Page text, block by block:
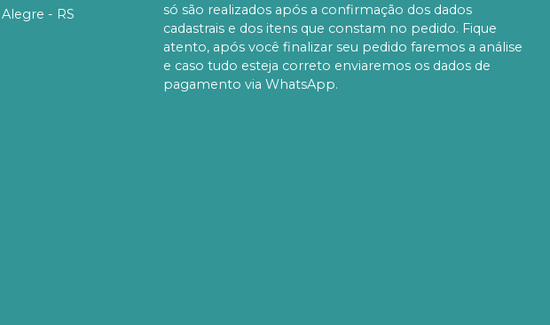
- RS
só são realizados após a confirmação dos dados
cadastrais e dos itens que constam no pedido. Fique
atento, após você finalizar seu pedido faremos a análise
e caso tudo esteja correto enviaremos os dados de
pagamento via WhatsApp.